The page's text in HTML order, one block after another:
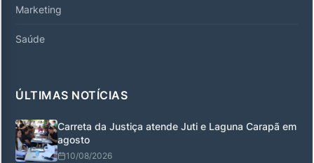
Marketing
Saúde
ÚLTIMAS NOTÍCIAS
Carreta da Justiça atende Juti e Laguna Carapã em
agosto
10/08/2026